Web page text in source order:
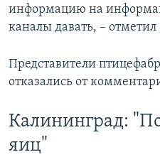
информацию на
каналы давать, – отметил
Представители
отказались от
Калининград:
яиц"